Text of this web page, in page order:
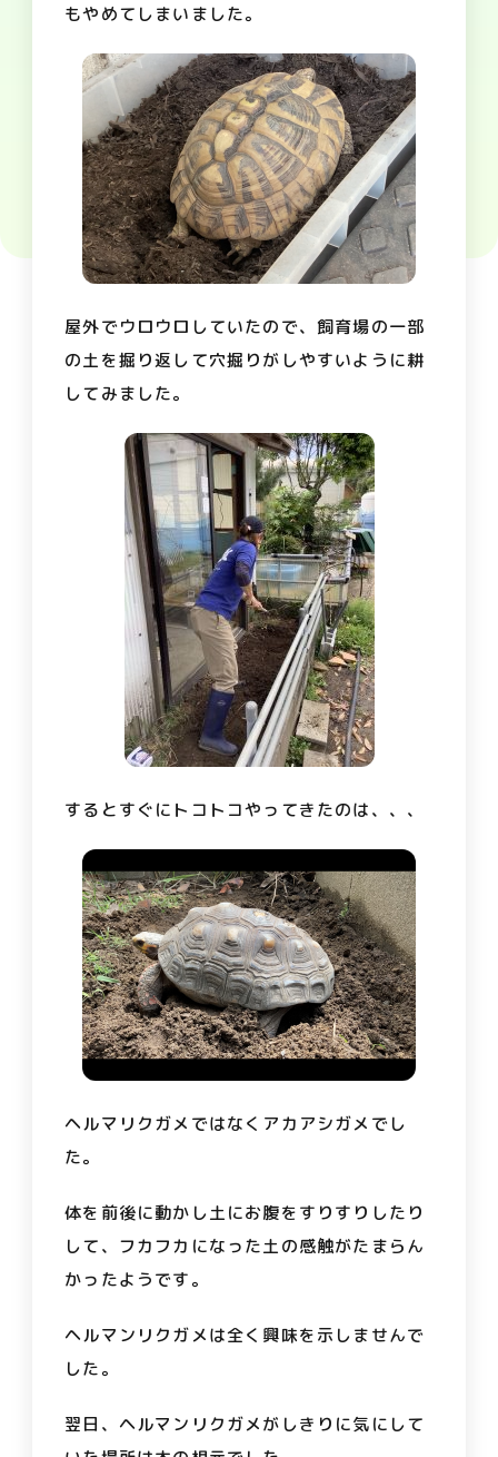
もやめてしまいました。
屋外でウロウロしていたので、飼育場の一部
の土を掘り返して穴掘りがしやすいように耕
してみました。
するとすぐにトコトコやってきたのは、、、
ヘルマリクガメではなくアカアシガメでし
た。
体を前後に動かし土にお腹をすりすりしたり
して、フカフカになった土の感触がたまらん
かったようです。
ヘルマンリクガメは全く興味を示しませんで
した。
翌日、ヘルマンリクガメがしきりに気にして